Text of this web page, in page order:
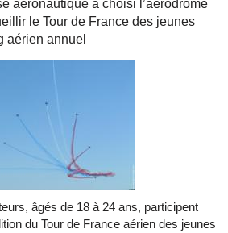
aéronautique a choisi l’aérodrome
le Tour de France des jeunes
aérien annuel
âgés de 18 à 24 ans, participent
du Tour de France aérien des jeunes